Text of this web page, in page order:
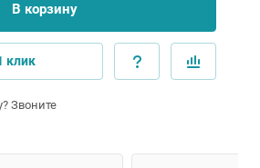
В корзину
клик
Звоните